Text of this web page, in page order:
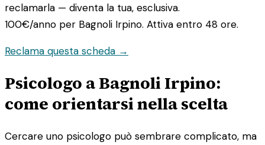
reclamarla — diventa la tua, esclusiva.
100€/anno per Bagnoli Irpino. Attiva entro 48 ore.
Reclama questa scheda →
Psicologo a Bagnoli Irpino:
come orientarsi nella scelta
Cercare uno psicologo può sembrare complicato, ma